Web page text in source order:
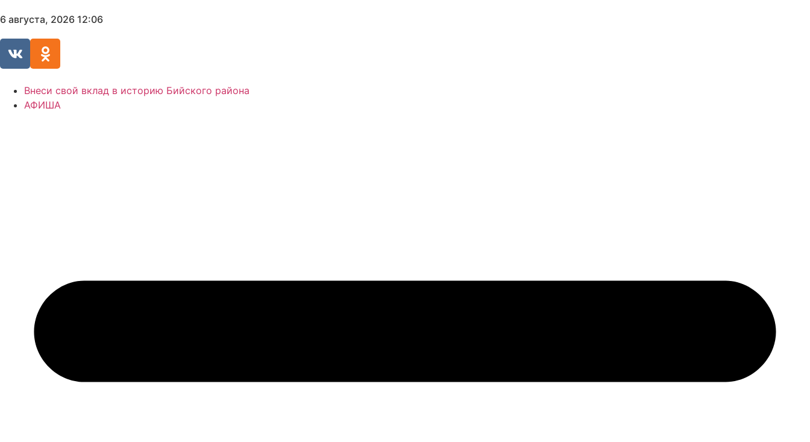
6 августа, 2026 12:06
Внеси свой вклад в историю Бийского района
АФИША